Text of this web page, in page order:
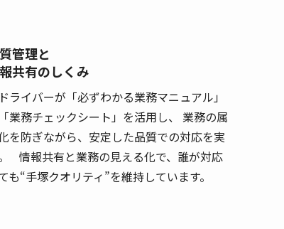
管理と
共有のしくみ
ライバーが「必ずわかる業務マニュアル」
業務チェックシート」を活用し、 業務の属
を防ぎながら、安定した品質での対応を実
情報共有と業務の見える化で、誰が対応
も“手塚クオリティ”を維持しています。